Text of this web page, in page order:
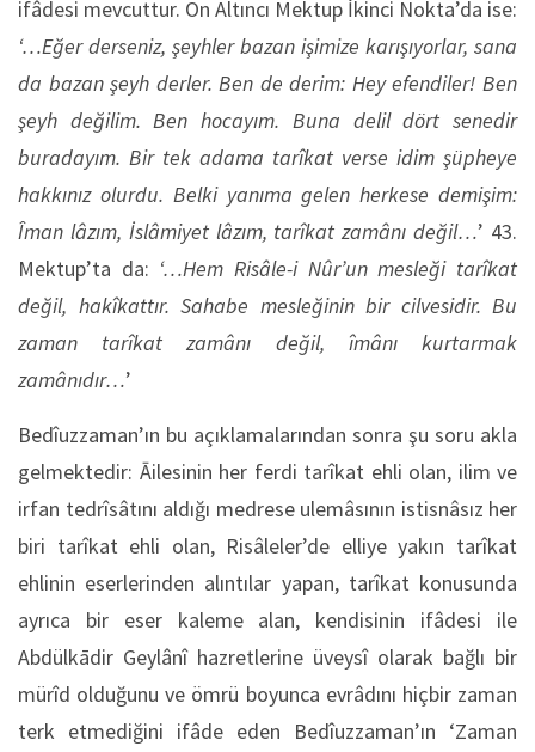
ifâdesi mevcuttur. On Altıncı Mektup İkinci Nokta’da ise:
‘…Eğer derseniz, şeyhler bazan işimize karışıyorlar, sana
da bazan şeyh derler. Ben de derim: Hey efendiler! Ben
şeyh değilim. Ben hocayım. Buna delil dört senedir
buradayım. Bir tek adama tarîkat verse idim şüpheye
hakkınız olurdu. Belki yanıma gelen herkese demişim:
Îman lâzım, İslâmiyet lâzım, tarîkat zamânı değil…’ 43.
Mektup’ta da: ‘…Hem Risâle-i Nûr’un mesleği tarîkat
değil, hakîkattır. Sahabe mesleğinin bir cilvesidir. Bu
zaman tarîkat zamânı değil, îmânı kurtarmak
zamânıdır…’
Bedîuzzaman’ın bu açıklamalarından sonra şu soru akla
gelmektedir: Āilesinin her ferdi tarîkat ehli olan, ilim ve
irfan tedrîsâtını aldığı medrese ulemâsının istisnâsız her
biri tarîkat ehli olan, Risâleler’de elliye yakın tarîkat
ehlinin eserlerinden alıntılar yapan, tarîkat konusunda
ayrıca bir eser kaleme alan, kendisinin ifâdesi ile
Abdülkādir Geylânî hazretlerine üveysî olarak bağlı bir
mürîd olduğunu ve ömrü boyunca evrâdını hiçbir zaman
terk etmediğini ifâde eden Bedîuzzaman’ın ‘Zaman